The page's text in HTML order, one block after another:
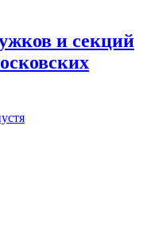
и секций